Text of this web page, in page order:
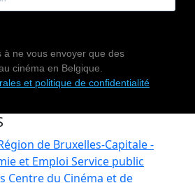
à ne vous envoyer que des
cinéma en Belgique.
et politique de confidentialité
de Bruxelles-Capitale -
et Emploi Service public
Centre du Cinéma et de